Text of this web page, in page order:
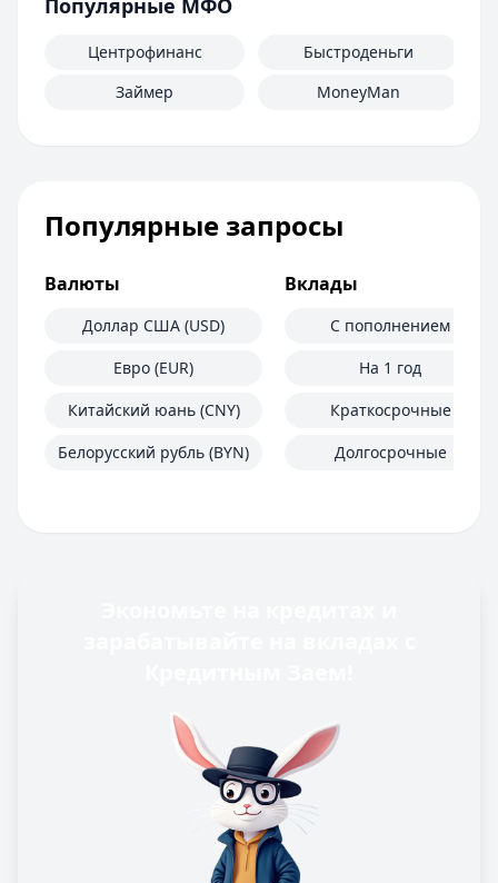
Популярные МФО
Центрофинанс
Займер
Быстроденьги
MoneyMan
Популярные запросы
Валюты
Доллар США (USD)
Евро (EUR)
Китайский юань (CNY)
Белорусский рубль (BYN)
Вклады
С пополнением
На 1 год
Краткосрочные
Долгосрочные